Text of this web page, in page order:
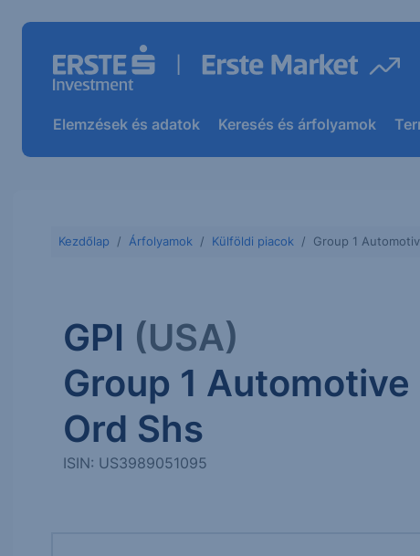
Elemzések és adatok Keresés és árfolyamok
Kezdőlap Árfolyamok Külföldi piacok Group 1
GPI (USA)
Group 1 Automotive
Ord Shs
ISIN: US3989051095